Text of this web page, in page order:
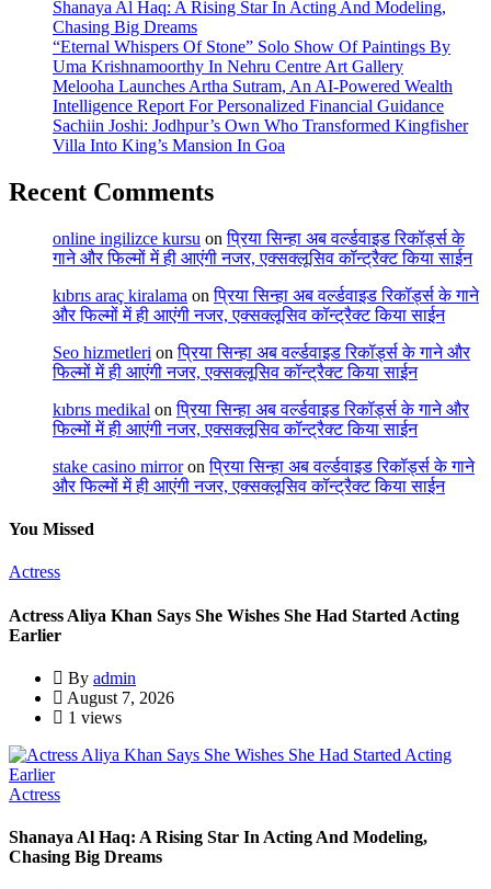
Shanaya Al Haq: A Rising Star In Acting And Modeling,
Chasing Big Dreams
“Eternal Whispers Of Stone” Solo Show Of Paintings By
Uma Krishnamoorthy In Nehru Centre Art Gallery
Melooha Launches Artha Sutram, An AI-Powered Wealth
Intelligence Report For Personalized Financial Guidance
Sachiin Joshi: Jodhpur’s Own Who Transformed Kingfisher
Villa Into King’s Mansion In Goa
Recent Comments
online ingilizce kursu onप्रिया सिन्हा अब वर्ल्डवाइड रिकॉर्ड्स के
गाने और फिल्मों में ही आएंगी नजर, एक्सक्लूसिव कॉन्ट्रैक्ट किया साईन
kıbrıs araç kiralama onप्रिया सिन्हा अब वर्ल्डवाइड रिकॉर्ड्स के गाने
और फिल्मों में ही आएंगी नजर, एक्सक्लूसिव कॉन्ट्रैक्ट किया साईन
Seo hizmetleri onप्रिया सिन्हा अब वर्ल्डवाइड रिकॉर्ड्स के गाने और
फिल्मों में ही आएंगी नजर, एक्सक्लूसिव कॉन्ट्रैक्ट किया साईन
kıbrıs medikal onप्रिया सिन्हा अब वर्ल्डवाइड रिकॉर्ड्स के गाने और
फिल्मों में ही आएंगी नजर, एक्सक्लूसिव कॉन्ट्रैक्ट किया साईन
stake casino mirroronप्रिया सिन्हा अब वर्ल्डवाइड रिकॉर्ड्स के गाने
और फिल्मों में ही आएंगी नजर, एक्सक्लूसिव कॉन्ट्रैक्ट किया साईन
You Missed
Actress
Actress Aliya Khan Says She Wishes She Had Started Acting
Earlier
By admin
August 7, 2026
1 views
Actress
Shanaya Al Haq: A Rising Star In Acting And Modeling,
Chasing Big Dreams